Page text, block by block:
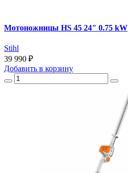
Мотоножницы HS 45 24" 0.75 kW
Stihl
39 990 ₽
Добавить в корзину